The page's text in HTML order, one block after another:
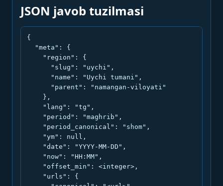
JSON javob tuzilmasi
{
  "meta": {
    "region": {
      "slug": "uychi",
      "name": "Uychi tumani",
      "parent": "namangan-viloyati"
    },
    "lang": "tg",
    "period": "maghrib",
    "period_canonical": "shom",
    "ym": null,
    "date": "YYYY-MM-DD",
    "now": "HH:MM",
    "offset_min": <integer>,
    "urls": {